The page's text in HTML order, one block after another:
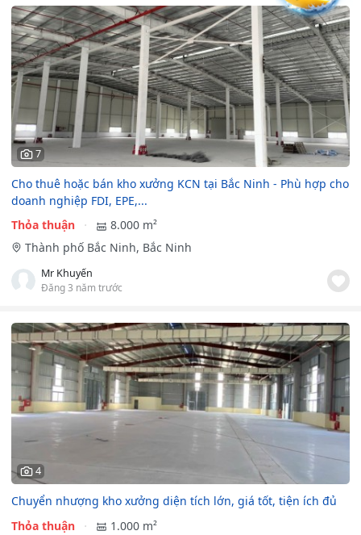
7
Cho thuê hoặc bán kho xưởng KCN tại Bắc Ninh - Phù hợp cho
doanh nghiệp FDI, EPE,...
Thỏa thuận
8.000 m²
Thành phố Bắc Ninh, Bắc Ninh
Mr Khuyến
Đăng 3 năm trước
4
Chuyển nhượng kho xưởng diện tích lớn, giá tốt, tiện ích đủ
Thỏa thuận
1.000 m²